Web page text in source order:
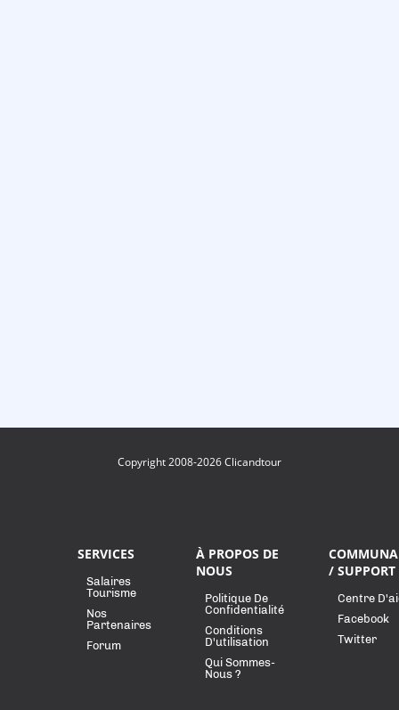
Copyright 2008-2026 Clicandtour
SERVICES
Salaires
Tourisme
Nos
Partenaires
Forum
À PROPOS DE
NOUS
Politique De
Confidentialité
Conditions
D'utilisation
Qui Sommes-
Nous ?
/ SUPPORT
Centre
Facebook
Twitter